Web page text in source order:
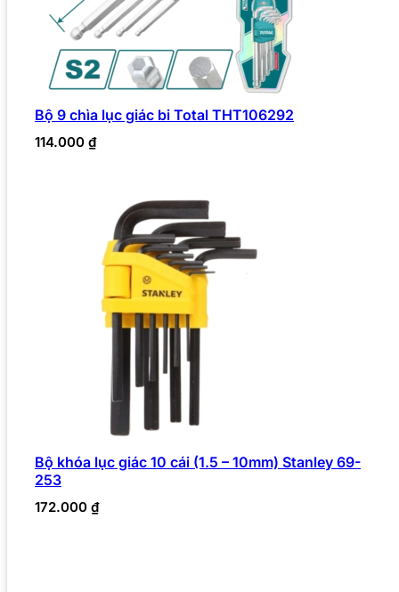
Bộ 9 chìa lục giác bi Total THT106292
114.000 ₫
Bộ khóa lục giác 10 cái (1.5 – 10mm) Stanley 69-
253
172.000 ₫